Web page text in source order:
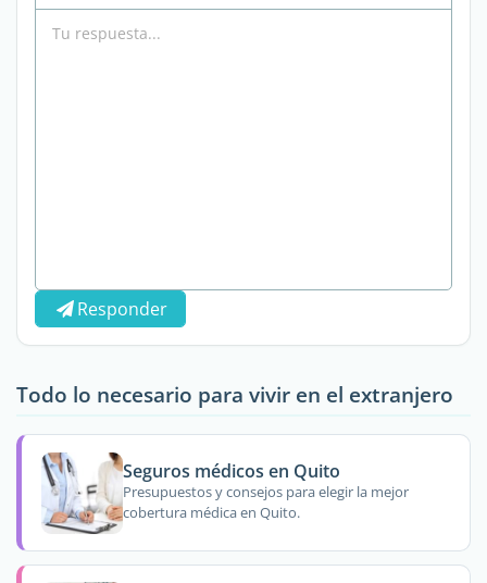
Responder
Todo lo necesario para vivir en el extranjero
Seguros médicos en Quito
Presupuestos y consejos para elegir la mejor
cobertura médica en Quito.